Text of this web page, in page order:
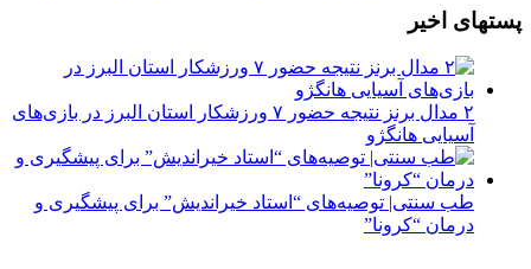
پستهای اخیر
۲ مدال برنز نتیجه حضور ۷ ورزشکار استان البرز در بازی‌های
آسیایی هانگژو
طب سنتی| توصیه‌‌های “استاد خیراندیش” برای پیشگیری و
درمان “کرونا”